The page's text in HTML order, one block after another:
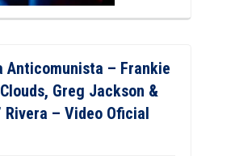
Anticomunista – Frankie
Greg Jackson &
Rivera – Video Oficial